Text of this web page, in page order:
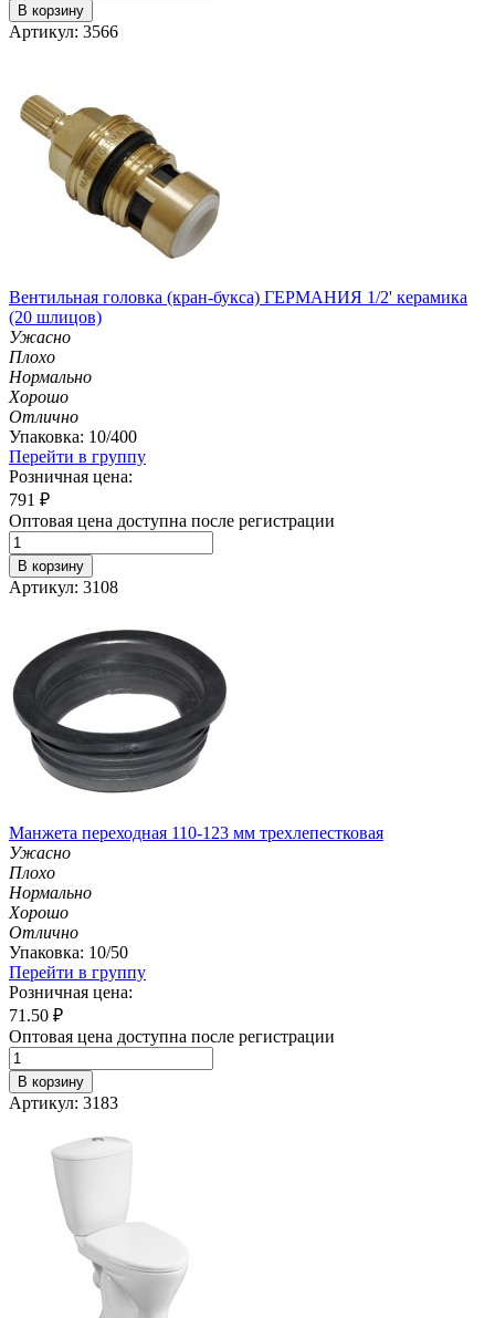
В корзину
Артикул: 3566
Вентильная головка (кран-букса) ГЕРМАНИЯ 1/2' керамика
(20 шлицов)
Ужасно
Плохо
Нормально
Хорошо
Отлично
Упаковка: 10/400
Перейти в группу
Розничная цена:
791 ₽
Оптовая цена доступна после регистрации
В корзину
Артикул: 3108
Манжета переходная 110-123 мм трехлепестковая
Ужасно
Плохо
Нормально
Хорошо
Отлично
Упаковка: 10/50
Перейти в группу
Розничная цена:
71.50 ₽
Оптовая цена доступна после регистрации
В корзину
Артикул: 3183